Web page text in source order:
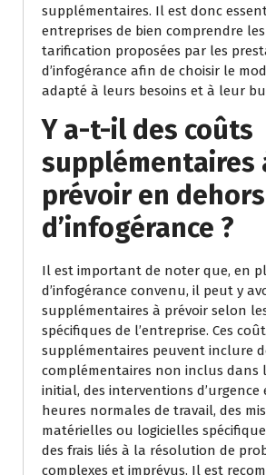
supplémentaires. Il est donc
entreprises de bien comprendre
tarification proposées par les
d’infogérance afin de choisir le
adapté à leurs besoins et à leur
Y a-t-il des coûts
supplémentaires
prévoir en
d’infogérance ?
Il est important de noter que, en
d’infogérance convenu, il peut y
supplémentaires à prévoir selon
spécifiques de l’entreprise. Ces
supplémentaires peuvent inclure
complémentaires non inclus dans
initial, des interventions d’urgence
heures normales de travail, des
matérielles ou logicielles
des frais liés à la résolution de
complexes et imprévus. Il est